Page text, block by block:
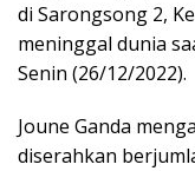
di Sarongsong 2,
meninggal dunia
Senin (26/12/2022).
Joune Ganda
diserahkan